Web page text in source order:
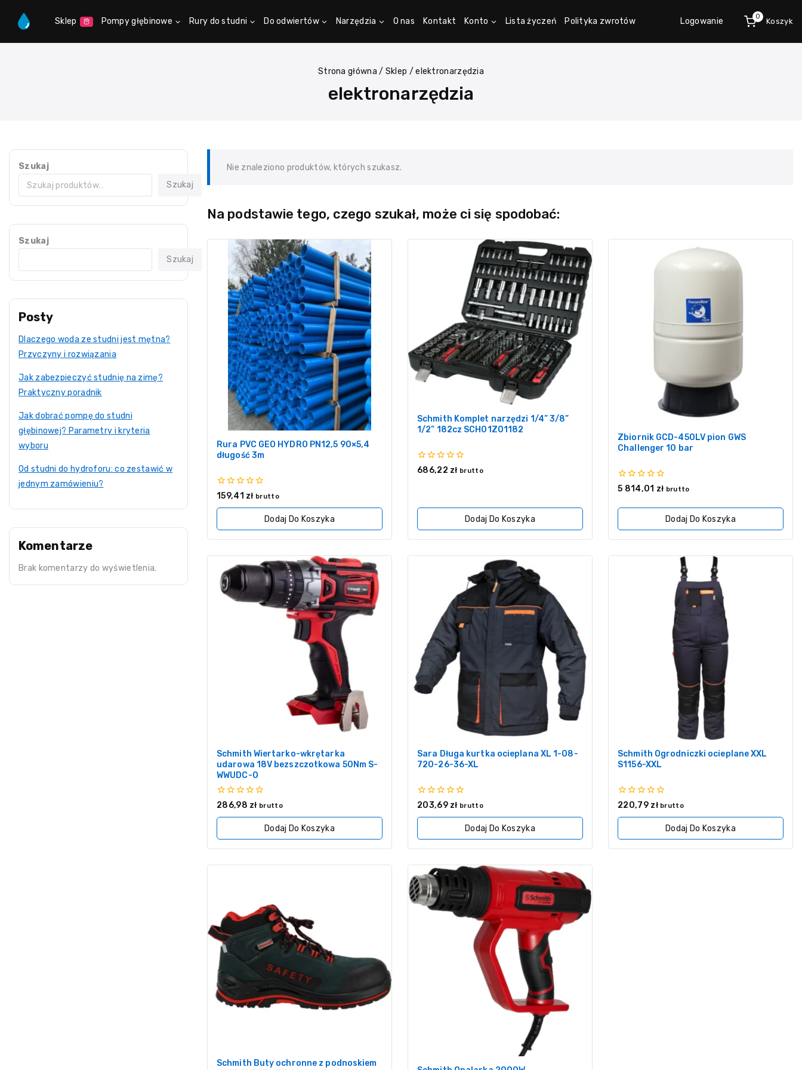
Sklep Pompy głębinowe Rury do studni Do odwiertów Narzędzia O nas Kontakt Konto Lista życzeń Polityka zwrotów Logowanie 0
Koszyk
Strona główna / Sklep / elektronarzędzia
elektronarzędzia
Nie znaleziono produktów, których szukasz.
Na podstawie tego, czego szukał, może ci się spodobać:
Rura PVC GEO HYDRO PN12,5 90×5,4
długość 3m
0
5
159,41 zł brutto
Dodaj Do Koszyka
Schmith Komplet narzędzi 1/4” 3/8”
1/2” 182cz SCH01Z01182
0
686,22 zł brutto
Dodaj Do Koszyka
Zbiornik GCD-450LV pion GWS
Challenger 10 bar
0
5 814,01 zł brutto
Dodaj Do Koszyka
Schmith Wiertarko-wkrętarka
udarowa 18V bezszczotkowa 50Nm S-
WWUDC-0
0
5
286,98 zł brutto
Dodaj Do Koszyka
Sara Długa kurtka ocieplana XL 1-08-
720-26-36-XL
0
5
203,69 zł brutto
Dodaj Do Koszyka
Schmith Ogrodniczki ocieplane XXL
S1156-XXL
0
5
220,79 zł brutto
Dodaj Do Koszyka
Schmith Buty ochronne z podnoskiem
Szukaj
Szukaj
Szukaj
Szukaj
Posty
Dlaczego woda ze studni jest mętna?
Przyczyny i rozwiązania
Jak zabezpieczyć studnię na zimę?
Praktyczny poradnik
Jak dobrać pompę do studni
głębinowej? Parametry i kryteria
wyboru
Od studni do hydroforu: co zestawić w
jednym zamówieniu?
Komentarze
Brak komentarzy do wyświetlenia.